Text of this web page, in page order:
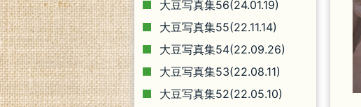
大豆写真集56(24.01.19)
大豆写真集55(22.11.14)
大豆写真集54(22.09.26)
大豆写真集53(22.08.11)
大豆写真集52(22.05.10)